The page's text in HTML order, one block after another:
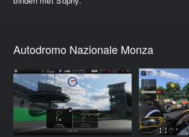
Autodromo Nazionale Monza